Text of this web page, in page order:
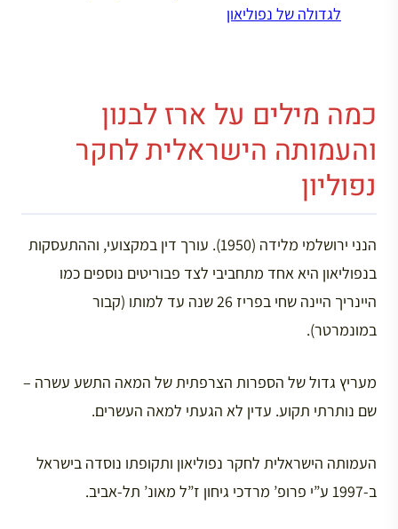
לגדולה של נפוליאון
כמה מילים על ארז לבנון
והעמותה הישראלית לחקר
נפוליון
הנני ירושלמי מלידה (1950). עורך דין במקצועי, וההתעסקות
בנפוליאון היא אחד מתחביבי לצד פבוריטים נוספים כמו
היינריך היינה שחי בפריז 26 שנה עד למותו (קבור
במונמרטר).
מעריץ גדול של הספרות הצרפתית של המאה התשע עשרה –
שם נותרתי תקוע. עדין לא הגעתי למאה העשרים.
העמותה הישראלית לחקר נפוליאון ותקופתו נוסדה בישראל
ב-1997 ע”י פרופ’ מרדכי גיחון ז”ל מאונ’ תל-אביב.